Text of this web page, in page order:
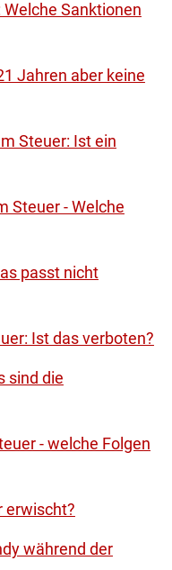
Sanktionen
Jahren aber keine
Steuer: Ist ein
Steuer - Welche
passt nicht
Ist das verboten?
sind die
- welche Folgen
erwischt?
während der